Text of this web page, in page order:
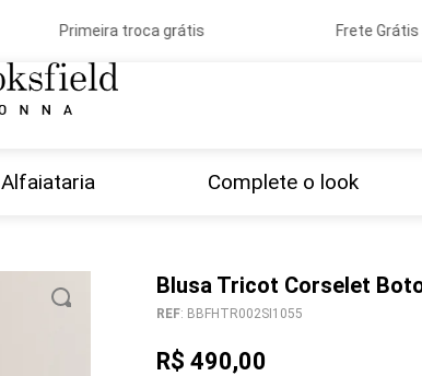
Primeira troca grátis Frete Grátis
Alfaiataria Complete o look
Blusa Tricot Corselet
REF: BBFHTR002SI1055
R$ 490,00